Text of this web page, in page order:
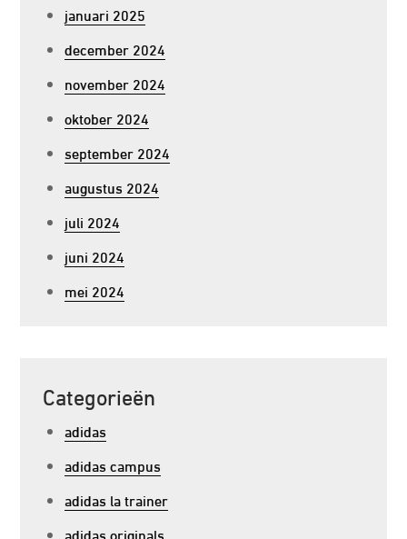
januari 2025
december 2024
november 2024
oktober 2024
september 2024
augustus 2024
juli 2024
juni 2024
mei 2024
Categorieën
adidas
adidas campus
adidas la trainer
adidas originals